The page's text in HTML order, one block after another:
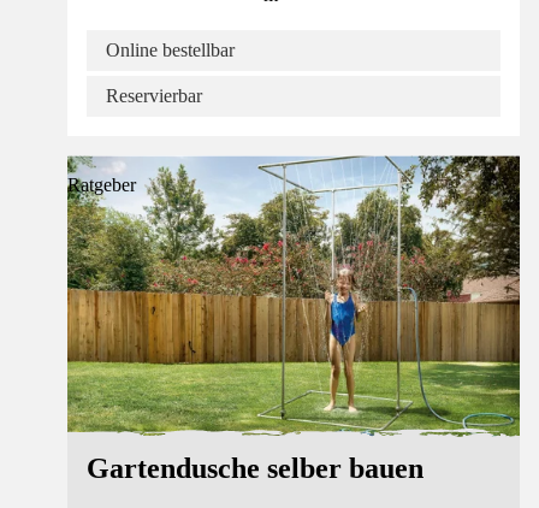
Online bestellbar
Reservierbar
Ratgeber
Gartendusche selber bauen